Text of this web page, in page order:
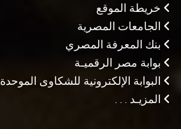
خريطة الموقع
الجامعات المصرية
بنك المعرفة المصري
بوابة مصر الرقميـة
البوابة الإلكترونية للشكاوى الموحدة
المزيـد . . .